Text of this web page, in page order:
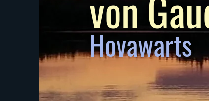
Hovawarts